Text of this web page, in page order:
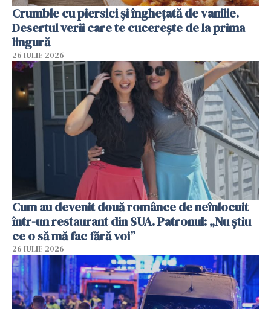
Crumble cu piersici și înghețată de vanilie.
Desertul verii care te cucerește de la prima
lingură
26 IULIE 2026
Cum au devenit două românce de neînlocuit
într-un restaurant din SUA. Patronul: „Nu știu
ce o să mă fac fără voi”
26 IULIE 2026